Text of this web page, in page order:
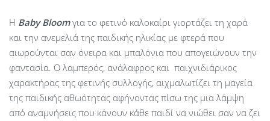
Η Baby Bloom για το φετινό καλοκαίρι γιορτάζει τη χαρά
και την ανεμελιά της παιδικής ηλικίας με φτερά που
αιωρούνται σαν όνειρα και μπαλόνια που απογειώνουν την
φαντασία. Ο λαμπερός, ανάλαφρος και παιχνιδιάρικος
χαρακτήρας της φετινής συλλογής, αιχμαλωτίζει τη μαγεία
της παιδικής αθωότητας αφήνοντας πίσω της μια λάμψη
από αναμνήσεις που κάνουν κάθε παιδί να νιώθει σαν να ζει